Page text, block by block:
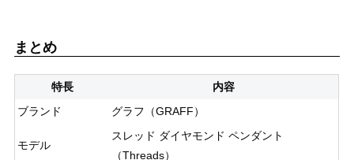
まとめ
特長
内容
ブランド
グラフ（GRAFF）
モデル
スレッド ダイヤモンド ペンダント
（Threads）